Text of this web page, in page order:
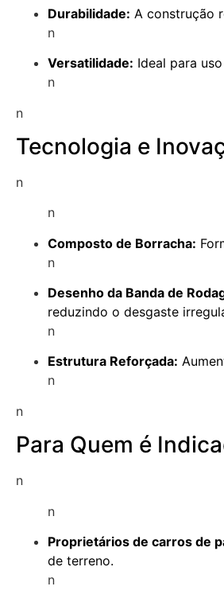
Durabilidade: A construção
n
Versatilidade: Ideal para
n
n
Tecnologia e
n
n
Composto de Borracha:
n
Desenho da Banda de
reduzindo o desgaste
n
Estrutura Reforçada:
n
n
Para Quem é
n
n
Proprietários de carros de
de terreno.
n